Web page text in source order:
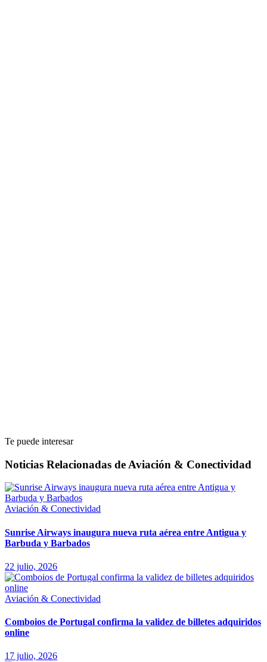
Te puede interesar
Noticias Relacionadas de Aviación & Conectividad
Aviación & Conectividad
Sunrise Airways inaugura nueva ruta aérea entre Antigua y
Barbuda y Barbados
22 julio, 2026
Aviación & Conectividad
Comboios de Portugal confirma la validez de billetes adquiridos
online
17 julio, 2026